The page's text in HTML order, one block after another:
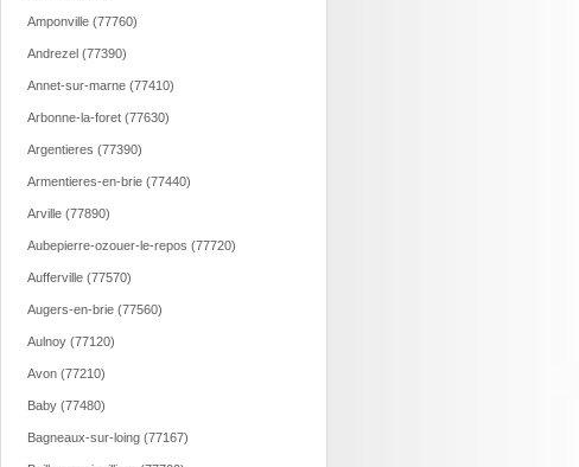
Amponville (77760)
Andrezel (77390)
Annet-sur-marne (77410)
Arbonne-la-foret (77630)
Argentieres (77390)
Armentieres-en-brie (77440)
Arville (77890)
Aubepierre-ozouer-le-repos (77720)
Aufferville (77570)
Augers-en-brie (77560)
Aulnoy (77120)
Avon (77210)
Baby (77480)
Bagneaux-sur-loing (77167)